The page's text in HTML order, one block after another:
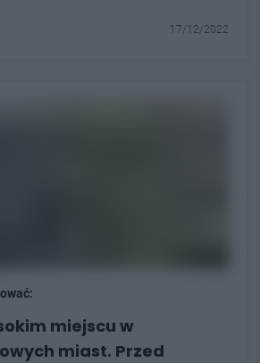
17/12/2022
miejscu w
miast. Przed